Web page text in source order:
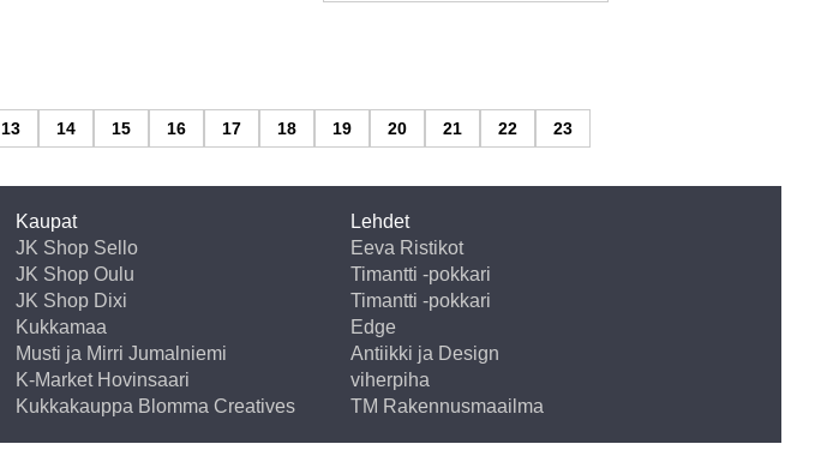
13 14 15 16 17 18 19 20 21 22
23
Kaupat
JK Shop Sello
JK Shop Oulu
JK Shop Dixi
Kukkamaa
Musti ja Mirri Jumalniemi
K-Market Hovinsaari
Kukkakauppa Blomma Creatives
Lehdet
Eeva Ristikot
Timantti -pokkari
Timantti -pokkari
Edge
Antiikki ja Design
viherpiha
TM Rakennusmaailma